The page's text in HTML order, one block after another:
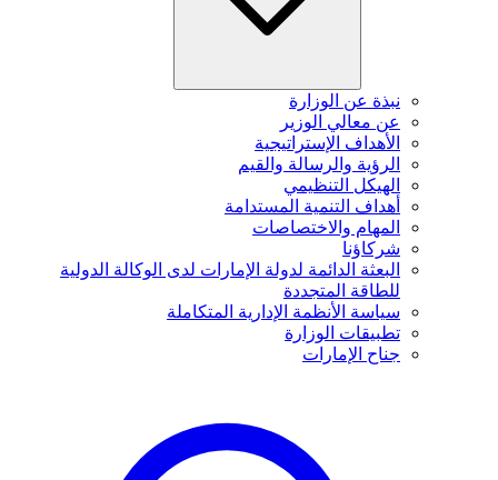
نبذة عن الوزارة
عن معالي الوزير
الأهداف الإستراتيجية
الرؤية والرسالة والقيم
الهيكل التنظيمي
أهداف التنمية المستدامة
المهام والاختصاصات
شركاؤنا
البعثة الدائمة لدولة الإمارات لدى الوكالة الدولية
للطاقة المتجددة
سياسة الأنظمة الإدارية المتكاملة
تطبيقات الوزارة
جناح الإمارات